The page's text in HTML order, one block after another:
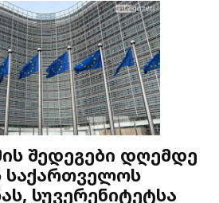
შედეგები დღემდე
საქართველოს
სუვერენიტეტსა